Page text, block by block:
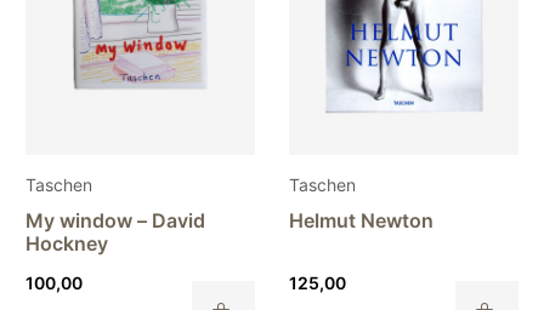
Taschen
My window – David
Hockney
100,00
Taschen
Helmut Newton
125,00